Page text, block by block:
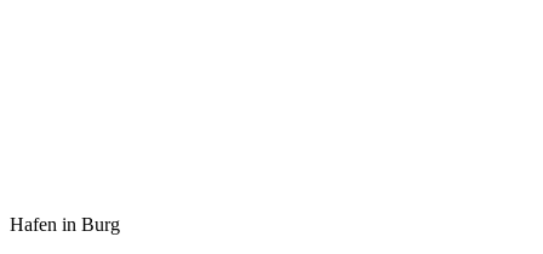
Hafen in Burg